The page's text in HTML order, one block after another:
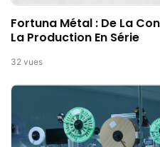
Fortuna Métal : De La
La Production En Série
32 vues